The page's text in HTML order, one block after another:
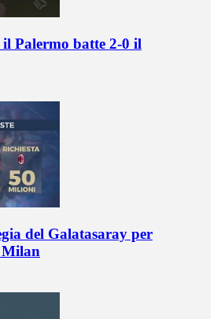
Palermo batte 2-0 il
del Galatasaray per
Milan